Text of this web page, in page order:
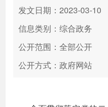
高效办成一件事
发文日期：2023-03-10
信息类别：综合政务
公开范围：全部公开
公开方式：政府网站